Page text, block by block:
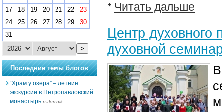
Читать дальше
Центр духовного
духовной
17
18 19 20 21 22
23
24
25 26 27 28 29
30
31
>
Последние темы блогов
“Храм у озера” – летние
экскурсии в Петропавловский
монастырь palomnik